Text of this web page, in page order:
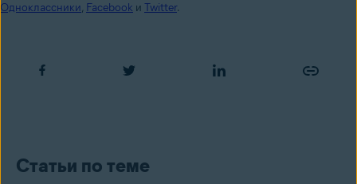
Одноклассники, Facebook и Twitter.
Статьи по теме